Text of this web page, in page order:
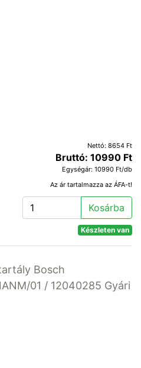
Nettó: 8654 Ft
Bruttó: 10990 Ft
Egységár: 10990 Ft/db
Az ár tartalmazza az ÁFA-t!
Kosárba
Készleten van
Bosch
01 / 12040285 Gyári